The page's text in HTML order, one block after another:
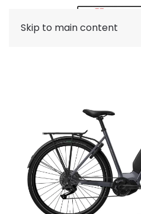
Skip to main content